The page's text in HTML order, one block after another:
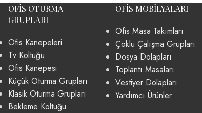
OFIS OTURMA
GRUPLARI
Ofis Kanepeleri
Tv Koltuğu
Ofis Kanepesi
Küçük Oturma Grupları
Klasik Oturma Grupları
Bekleme Koltuğu
OFIS MOBILYALARI
Ofis Masa Takımları
Çoklu Çalışma Grupları
Dosya Dolapları
Toplantı Masaları
Vestiyer Dolapları
Yardımcı Ürünler